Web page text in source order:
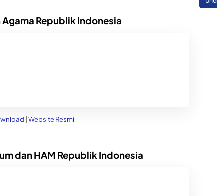
Republik Indonesia
|Website Resmi
dan HAM Republik Indonesia